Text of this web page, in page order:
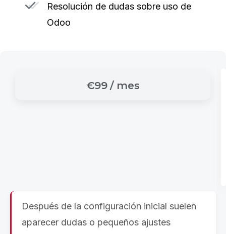
Resolución de dudas sobre uso de
Odoo
€99 / mes
Después de la configuración inicial suelen
aparecer dudas o pequeños ajustes